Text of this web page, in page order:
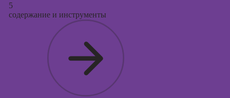
5
содержание и инструменты